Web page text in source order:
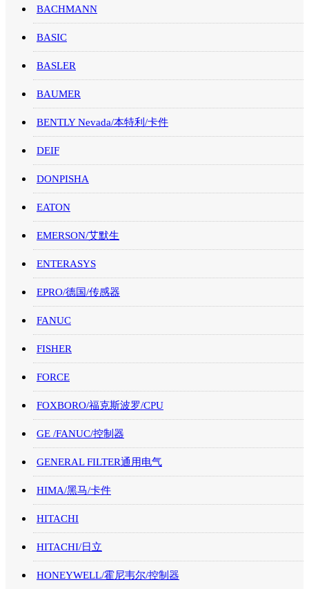
BACHMANN
BASIC
BASLER
BAUMER
BENTLY Nevada/本特利/卡件
DEIF
DONPISHA
EATON
EMERSON/艾默生
ENTERASYS
EPRO/德国/传感器
FANUC
FISHER
FORCE
FOXBORO/福克斯波罗/CPU
GE /FANUC/控制器
GENERAL FILTER通用电气
HIMA/黑马/卡件
HITACHI
HITACHI/日立
HONEYWELL/霍尼韦尔/控制器